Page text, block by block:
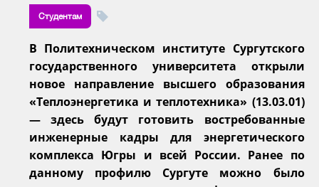
Студентам
В Политехническом институте Сургутского
государственного университета открыли
новое направление высшего образования
«Теплоэнергетика и теплотехника» (13.03.01)
— здесь будут готовить востребованные
инженерные кадры для энергетического
комплекса Югры и всей России. Ранее по
данному профилю Сургуте можно было